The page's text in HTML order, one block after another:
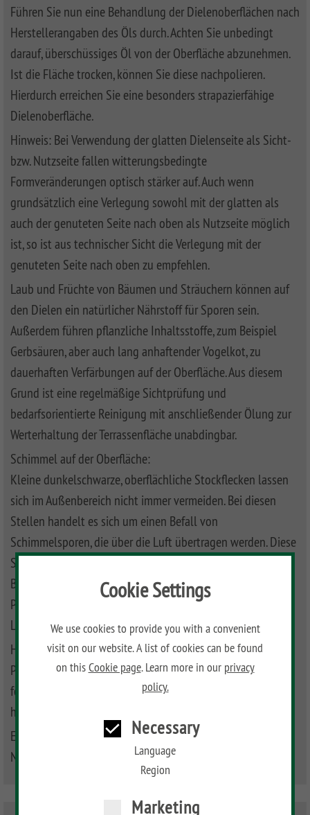
Cookie Settings
We use cookies to provide you with a convenient
visit on our website. A list of cookies can be found
on thisCookie page. Learn more in our privacy
policy.
Necessary
Language
Region
Marketing
Führen Sie nun eine Behandlung der Dielenoberflächen nach
Herstellerangaben des Öls durch. Achten Sie unbedingt
darauf, überschüssiges Öl von der Oberfläche abzunehmen.
Ist die Fläche trocken, können Sie diese nachpolieren.
Hierdurch erreichen Sie eine besonders strapazierfähige
Dielenoberfläche.
Hinweis: Bei Verwendung der glatten Dielenseite als Sicht-
bzw. Nutzseite fallen witterungsbedingte
Formveränderungen optisch stärker auf. Auch wenn
grundsätzlich eine Verlegung sowohl mit der glatten als
auch der genuteten Seite nach oben als Nutzseite möglich
ist, so ist aus technischer Sicht die Verlegung mit der
genuteten Seite nach oben zu empfehlen.
Laub und Früchte von Bäumen und Sträuchern können auf
den Dielen ein natürlicher Nährstoff für Sporen sein.
Außerdem führen pflanzliche Inhaltsstoffe, zum Beispiel
Gerbsäuren, aber auch lang anhaftender Vogelkot, zu
dauerhaften Verfärbungen auf der Oberfläche. Aus diesem
Grund ist eine regelmäßige Sichtprüfung und
bedarfsorientierte Reinigung mit anschließender Ölung zur
Werterhaltung der Terrassenfläche unabdingbar.
Schimmel auf der Oberfläche:
Kleine dunkelschwarze, oberflächliche Stockflecken lassen
sich im Außenbereich nicht immer vermeiden. Bei diesen
Stellen handelt es sich um einen Befall von
Schimmelsporen, die über die Luft übertragen werden. Diese
Stellen sollten gereinigt und eventuell nachgeölt werden.
Bei größerem Befall ist eine vorgezogene Reinigung und
Pflege zu empfehlen. Hartnäckige, kleine Flecken in
Längsrichtung ausschleifen und nachölen.
Hinweis! Vorwiegend auf Leinöl basierende, biozidfreie
Pflegeprodukte können Pilzwachstum auf der Oberfläche
fördern. Die Abbauprodukte der Pilze hinterlassen
hartnäckige schwarze Verfärbungen.
Entsorgung von DREAMDECK Bambus am Ende der
Nutzung oder von Verschnitt gem. Altholzverordnung (A2).